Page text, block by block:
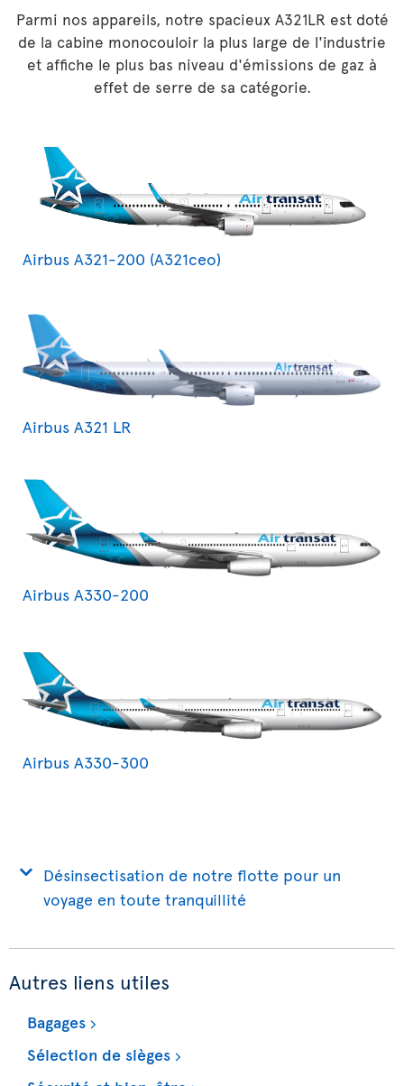
Parmi nos appareils, notre spacieux A321LR est doté
de la cabine monocouloir la plus large de l'industrie
et affiche le plus bas niveau d'émissions de gaz à
effet de serre de sa catégorie.
Airbus A321-200 (A321ceo)
Airbus A321 LR
Airbus A330-200
Airbus A330-300
Désinsectisation de notre flotte pour un
voyage en toute tranquillité
Autres liens utiles
Bagages
Sélection de sièges